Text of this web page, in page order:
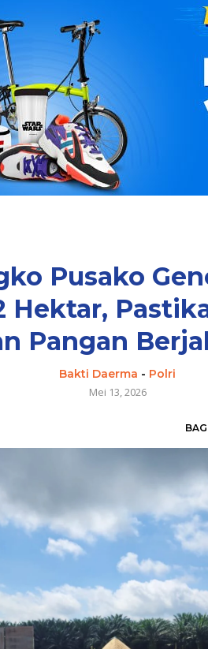
Pusako
Hektar,
Pangan
Bakti Daerma - Polri
Mei 13, 2026